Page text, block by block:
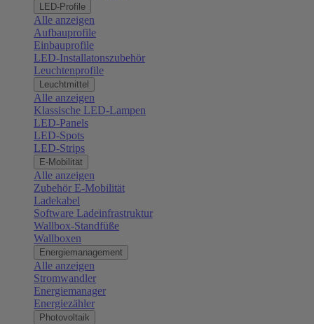
LED-Profile
Alle anzeigen
Aufbauprofile
Einbauprofile
LED-Installatonszubehör
Leuchtenprofile
Leuchtmittel
Alle anzeigen
Klassische LED-Lampen
LED-Panels
LED-Spots
LED-Strips
E-Mobilität
Alle anzeigen
Zubehör E-Mobilität
Ladekabel
Software Ladeinfrastruktur
Wallbox-Standfüße
Wallboxen
Energiemanagement
Alle anzeigen
Stromwandler
Energiemanager
Energiezähler
Photovoltaik